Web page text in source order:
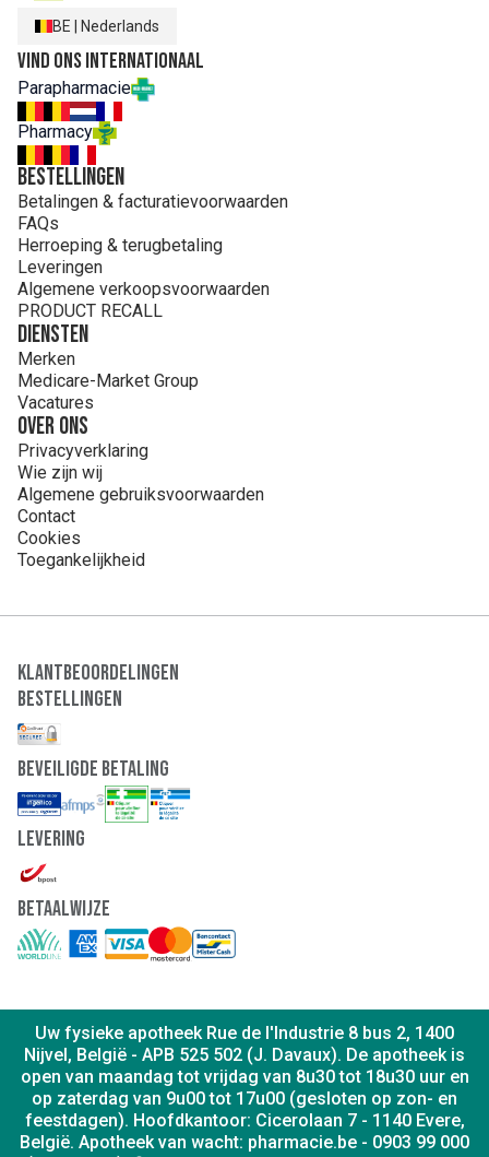
BE Nederlands
Vind ons internationaal
Parapharmacie
Pharmacy
Bestellingen
Betalingen & facturatievoorwaarden
FAQs
Herroeping & terugbetaling
Leveringen
Algemene verkoopsvoorwaarden
PRODUCT RECALL
Diensten
Merken
Medicare-Market Group
Vacatures
Over ons
Privacyverklaring
Wie zijn wij
Algemene gebruiksvoorwaarden
Contact
Cookies
Toegankelijkheid
Klantbeoordelingen
Bestellingen
Beveiligde Betaling
Levering
Betaalwijze
Uw fysieke apotheek Rue de l'Industrie 8 bus 2, 1400
Nijvel, België - APB 525 502 (J. Davaux). De apotheek is
open van maandag tot vrijdag van 8u30 tot 18u30 uur en
op zaterdag van 9u00 tot 17u00 (gesloten op zon- en
feestdagen). Hoofdkantoor: Cicerolaan 7 - 1140 Evere,
België. Apotheek van wacht: pharmacie.be - 0903 99 000